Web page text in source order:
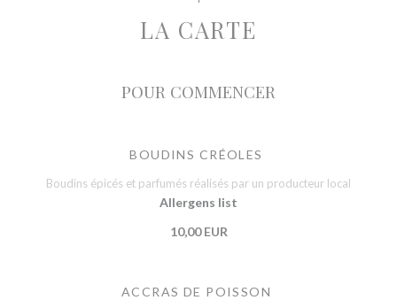
LA CARTE
POUR COMMENCER
BOUDINS CRÉOLES
Boudins épicés et parfumés réalisés par un producteur local
Allergens list
10,00 EUR
ACCRAS DE POISSON